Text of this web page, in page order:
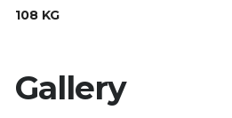
108 KG
Gallery